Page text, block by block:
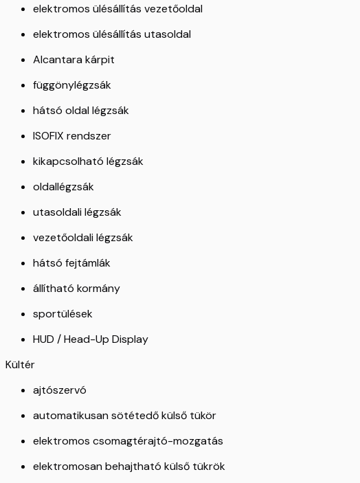
elektromos ülésállítás vezetőoldal
elektromos ülésállítás utasoldal
Alcantara kárpit
függönylégzsák
hátsó oldal légzsák
ISOFIX rendszer
kikapcsolható légzsák
oldallégzsák
utasoldali légzsák
vezetőoldali légzsák
hátsó fejtámlák
állítható kormány
sportülések
HUD / Head-Up Display
Kültér
ajtószervó
automatikusan sötétedő külső tükör
elektromos csomagtérajtó-mozgatás
elektromosan behajtható külső tükrök